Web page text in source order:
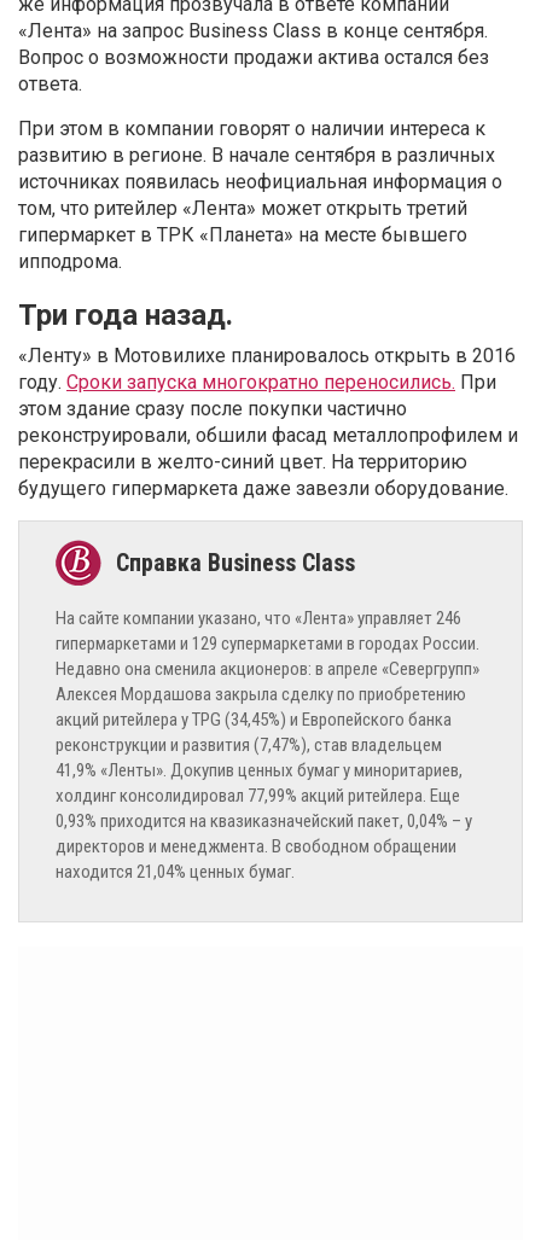
«Лента» на запрос Business Class в конце сентября.
Вопрос о возможности продажи актива остался без
ответа.
При этом в компании говорят о наличии интереса к
развитию в регионе. В начале сентября в различных
источниках появилась неофициальная информация о
том, что ритейлер «Лента» может открыть третий
гипермаркет в ТРК «Планета» на месте бывшего
ипподрома.
Три года назад.
«Ленту» в Мотовилихе планировалось открыть в 2016
году. Сроки запуска многократно переносились. При
этом здание сразу после покупки частично
реконструировали, обшили фасад металлопрофилем и
перекрасили в желто-синий цвет. На территорию
будущего гипермаркета даже завезли оборудование.
На сайте компании указано, что «Лента» управляет 246
гипермаркетами и 129 супермаркетами в городах России.
Недавно она сменила акционеров: в апреле «Севергрупп»
Алексея Мордашова закрыла сделку по приобретению
акций ритейлера у TPG (34,45%) и Европейского банка
реконструкции и развития (7,47%), став владельцем
41,9% «Ленты». Докупив ценных бумаг у миноритариев,
холдинг консолидировал 77,99% акций ритейлера. Еще
0,93% приходится на квазиказначейский пакет, 0,04% – у
директоров и менеджмента. В свободном обращении
находится 21,04% ценных бумаг.